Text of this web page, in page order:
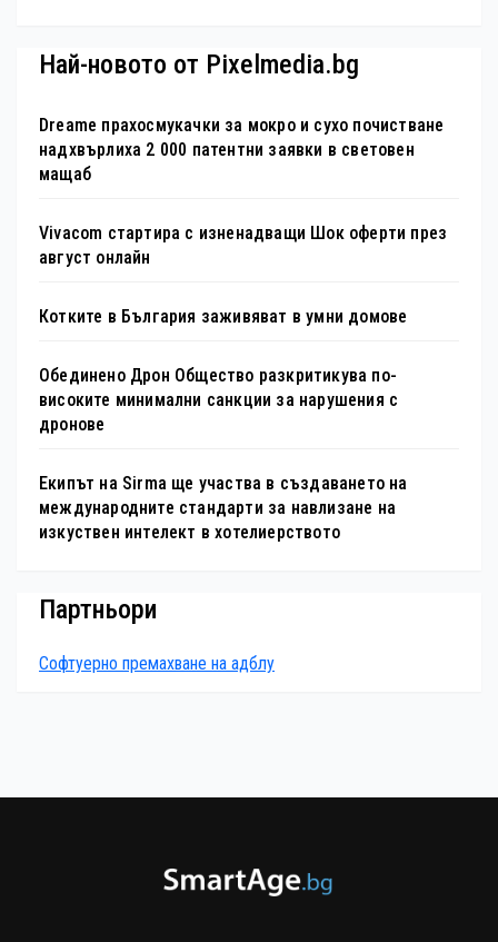
Най-новото от Pixelmedia.bg
Dreame прахосмукачки за мокро и сухо почистване
надхвърлиха 2 000 патентни заявки в световен
мащаб
Vivacom стартира с изненадващи Шок оферти през
август онлайн
Котките в България заживяват в умни домове
Обединено Дрон Общество разкритикува по-
високите минимални санкции за нарушения с
дронове
Екипът на Sirma ще участва в създаването на
международните стандарти за навлизане на
изкуствен интелект в хотелиерството
Партньори
Софтуерно премахване на адблу